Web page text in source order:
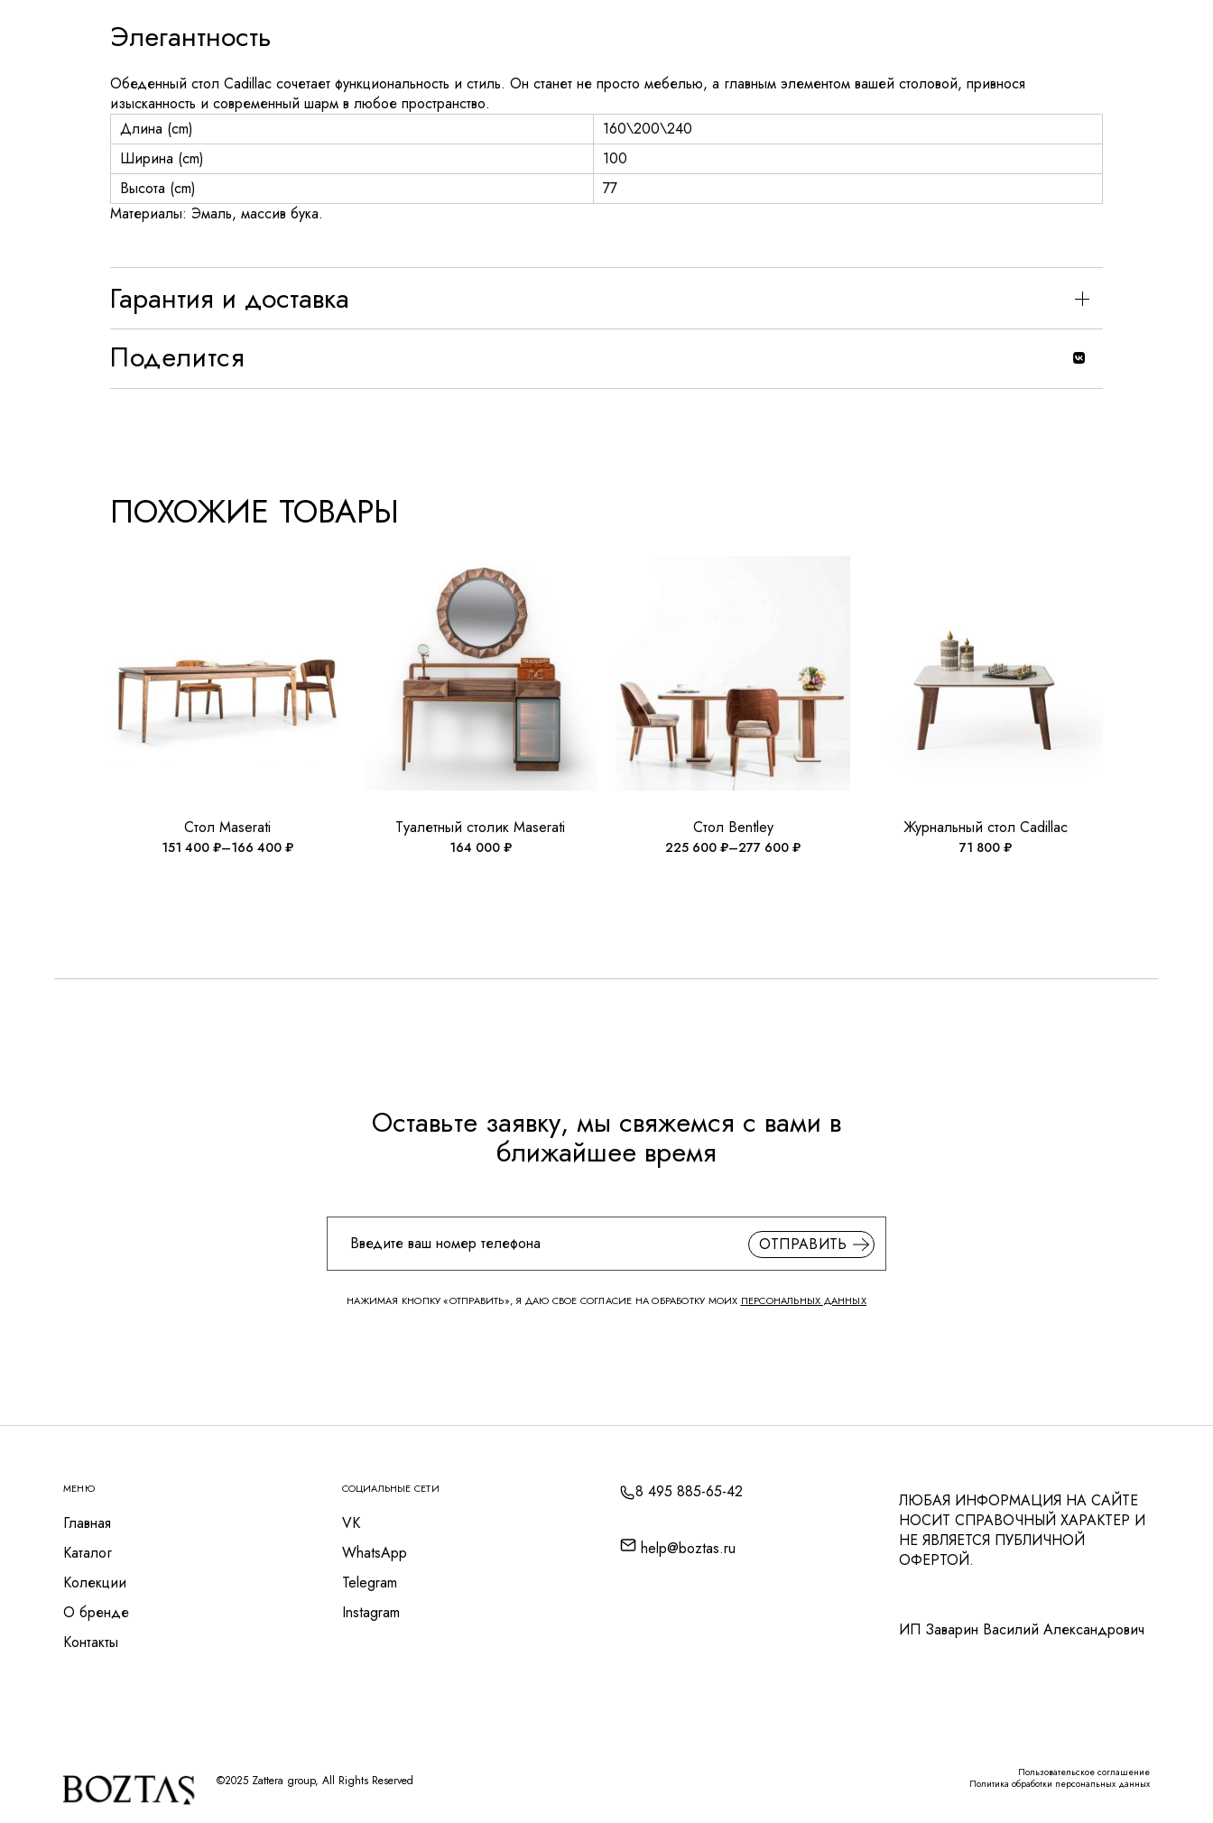
Элегантность
Обеденный стол Cadillac сочетает функциональность и стиль. Он станет не просто мебелью, а главным элементом вашей столовой, привнося
изысканность и современный шарм в любое пространство.
Длина (cm)
160\200\240
Ширина (cm)
100
Высота (cm)
77
Материалы: Эмаль, массив бука.
Гарантия и доставка
Поделится
ПОХОЖИЕ ТОВАРЫ
Стол Maserati
151 400 ₽–166 400 ₽
Туалетный столик Maserati
164 000 ₽
Стол Bentley
225 600 ₽–277 600 ₽
Журнальный стол Cadillac
71 800 ₽
Оставьте заявку, мы свяжемся с вами в
ближайшее время
ОТПРАВИТЬ
НАЖИМАЯ КНОПКУ «ОТПРАВИТЬ», Я ДАЮ СВОЕ СОГЛАСИЕ НА ОБРАБОТКУ МОИХ ПЕРСОНАЛЬНЫХ ДАННЫХ
МЕНЮ
Главная
Каталог
Колекции
О бренде
Контакты
СОЦИАЛЬНЫЕ СЕТИ
VK
WhatsApp
Telegram
Instagram
8 495 885-65-42
help@boztas.ru
ЛЮБАЯ ИНФОРМАЦИЯ НА САЙТЕ
НОСИТ СПРАВОЧНЫЙ ХАРАКТЕР И
НЕ ЯВЛЯЕТСЯ ПУБЛИЧНОЙ
ОФЕРТОЙ.
ИП Заварин Василий Александрович
©2025 Zattera group, All Rights Reserved
Пользовательское соглашение
Политика обработки персональных данных